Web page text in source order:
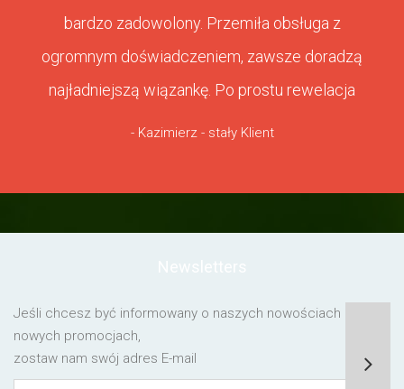
bardzo zadowolony. Przemiła obsługa z
ogromnym doświadczeniem, zawsze doradzą
najładniejszą wiązankę. Po prostu rewelacja
- Kazimierz - stały Klient
Jeśli chcesz być informowany o naszych nowościach lub o
nowych promocjach,
zostaw nam swój adres E-mail